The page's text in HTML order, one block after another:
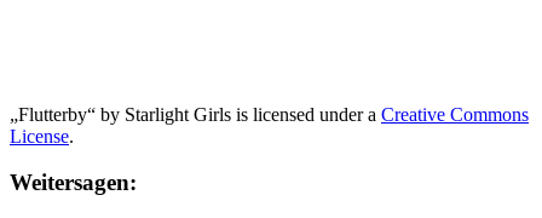
„Flutterby“ by Starlight Girls is licensed under a Creative Commons
License.
Weitersagen: